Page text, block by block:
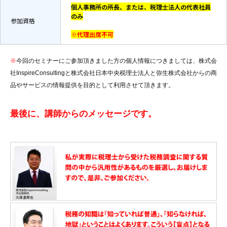
参加資格
個人事務所の所長、または、税理士法人の代表社員
のみ
※代理出席不可
※今回のセミナーにご参加頂きました方の個人情報につきましては、株式会
社InspireConsultingと株式会社日本中央税理士法人と弥生株式会社からの商
品やサービスの情報提供を目的として利用させて頂きます。
最後に、講師からのメッセージです。